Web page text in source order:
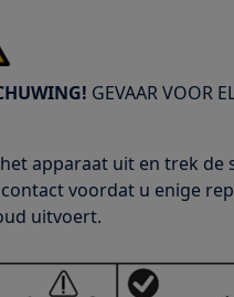
GEVAAR VOOR
apparaat uit en trek de
voordat u enige
uitvoert.